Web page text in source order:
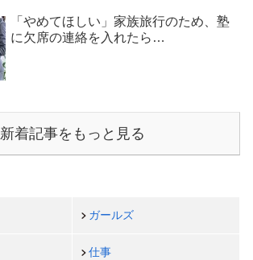
「やめてほしい」家族旅行のため、塾
に欠席の連絡を入れたら…
新着記事をもっと見る
ガールズ
仕事